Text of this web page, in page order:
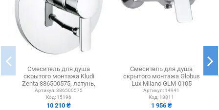
Смеситель для душа
скрытого монтажа Kludi
Zenta 386500575, латунь,
хром
Артикул:386500575
Код: 15196
10 210 ₴
Смеситель для душа
скрытого монтажа Globus
Lux Milano GLM-0105
CHROM с душевым
набором
Артикул: 14941
Код: 18811
1 956 ₴